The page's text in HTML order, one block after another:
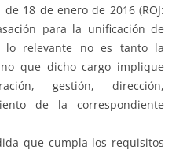
18 de enero de 2016 (ROJ:
para la unificación de
lo relevante no es tanto la
que dicho cargo implique
gestión, dirección,
de la correspondiente
que cumpla los requisitos